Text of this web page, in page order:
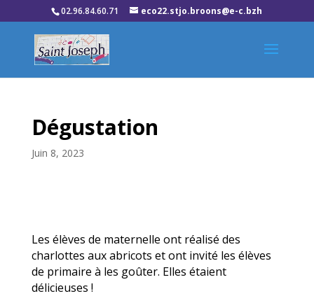
02.96.84.60.71 eco22.stjo.broons@e-c.bzh
Dégustation
Juin 8, 2023
Les élèves de maternelle ont réalisé des
charlottes aux abricots et ont invité les élèves
de primaire à les goûter. Elles étaient
délicieuses !